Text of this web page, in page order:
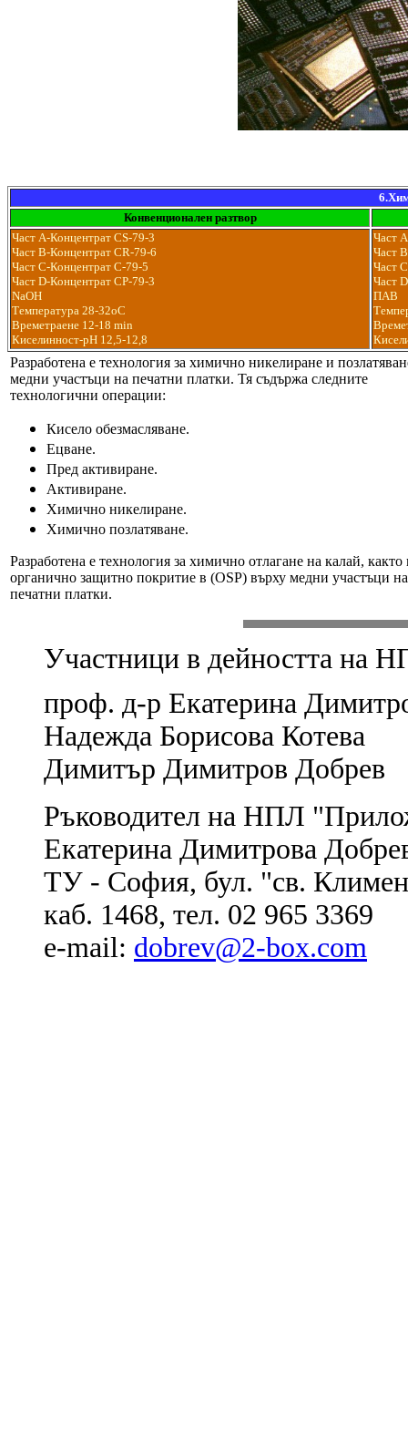
Конвенционален разтвор
Част А-Концентрат CS-79-3
Част B-Концентрат CR-79-6
Част C-Концентрат C-79-5
Част D-Концентрат CP-79-3
NaOH
Температура 28-32оС
Времетраене 12-18 min
Киселинност-рН 12,5-12,8
Част
Част
Част
Част
ПАВ
Разработена е технология за химично никелиране и
медни участъци на печатни платки. Тя съдържа следните
технологични операции:
Кисело обезмасляване.
Ецване.
Пред активиране.
Активиране.
Химично никелиране.
Химично позлатяване.
Разработена е технология за химично отлагане на калай, както
органично защитно покритие в (OSP) върху медни участъци на
печатни платки.
Участници в дейността на
проф. д-р Екатерина
Надежда Борисова Котева
Димитър Димитров Добрев
Ръководител на НПЛ
Екатерина Димитрова
ТУ - София, бул. "св.
каб. 1468, тел. 02 965 3369
e-mail: dobrev@2-box.com